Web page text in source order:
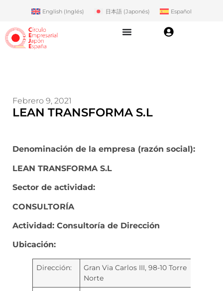
English (Inglés) 日本語(Japonés) Español
Febrero 9, 2021
LEAN TRANSFORMA S.L
Denominación de la empresa (razón social):
LEAN TRANSFORMA S.L
Sector de actividad:
CONSULTORÍA
Actividad: Consultoría de Dirección
Ubicación:
Dirección:
Gran Via Carlos III, 98-10 Torre
Norte